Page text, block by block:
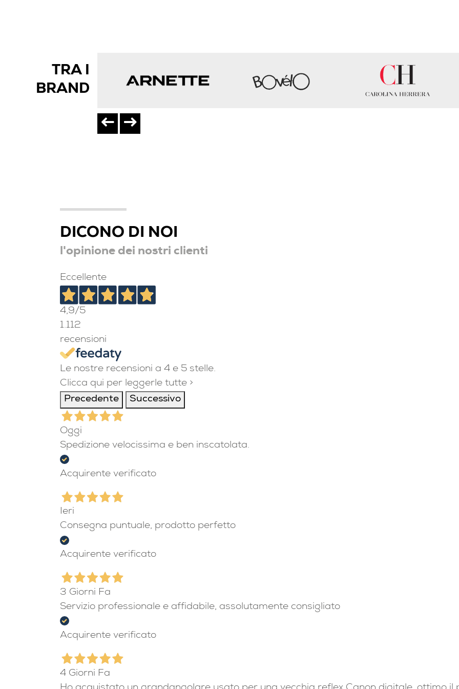
TRA I
BRAND
DICONO DI NOI
l'opinione dei nostri clienti
Eccellente
4,9/5
1.112
recensioni
Le nostre recensioni a 4 e 5 stelle.
Clicca qui per leggerle tutte >
Precedente
Successivo
Oggi
Spedizione velocissima e ben inscatolata.
Acquirente verificato
Ieri
Consegna puntuale, prodotto perfetto
Acquirente verificato
3 Giorni Fa
Servizio professionale e affidabile, assolutamente consigliato
Acquirente verificato
4 Giorni Fa